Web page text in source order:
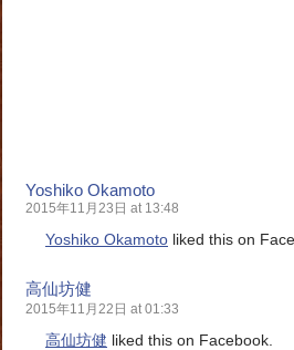
Yoshiko Okamoto
2015年11月23日 at 13:48
Yoshiko Okamoto liked this on
高仙坊健
2015年11月22日 at 01:33
高仙坊健 liked this on Facebook.